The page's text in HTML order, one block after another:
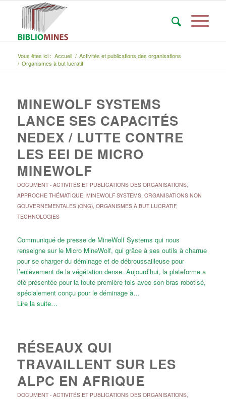
Vous êtes ici : Accueil / Activités et publications des organisations
/ Organismes à but lucratif
MINEWOLF SYSTEMS
LANCE SES CAPACITÉS
NEDEX / LUTTE CONTRE
LES EEI DE MICRO
MINEWOLF
DOCUMENT- ACTIVITÉS ET PUBLICATIONS DES ORGANISATIONS,
APPROCHE THÉMATIQUE, MINEWOLF SYSTEMS, ORGANISATIONS NON
GOUVERNEMENTALES (ONG), ORGANISMES À BUT LUCRATIF,
TECHNOLOGIES
Communiqué de presse de MineWolf Systems qui nous
renseigne sur le Micro MineWolf, qui grâce à ses outils à charrue
pour se charger du déminage et de débroussailleuse pour
l’enlèvement de la végétation dense. Aujourd’hui, la plateforme a
été présentée pour la toute première fois avec son bras robotisé,
spécialement conçu pour le déminage à…
Lire la suite…
RÉSEAUX QUI
TRAVAILLENT SUR LES
ALPC EN AFRIQUE
DOCUMENT- ACTIVITÉS ET PUBLICATIONS DES ORGANISATIONS,